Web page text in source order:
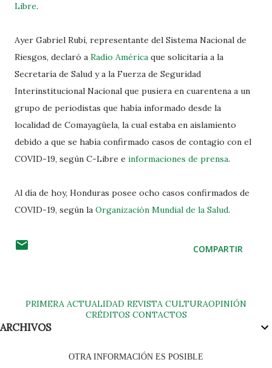
Libre.
Ayer Gabriel Rubí, representante del Sistema Nacional de
Riesgos, declaró a Radio América que solicitaría a la
Secretaría de Salud y a la Fuerza de Seguridad
Interinstitucional Nacional que pusiera en cuarentena a un
grupo de periodistas que había informado desde la
localidad de Comayagüela, la cual estaba en aislamiento
debido a que se había confirmado casos de contagio con el
COVID-19, según C-Libre e informaciones de prensa.
Al día de hoy, Honduras posee ocho casos confirmados de
COVID-19, según la Organización Mundial de la Salud.
COMPARTIR
PRIMERA ACTUALIDAD REVISTA CULTURAOPINIÓN
CRÉDITOSCONTACTOS
ARCHIVOS
OTRA INFORMACIÓN ES POSIBLE